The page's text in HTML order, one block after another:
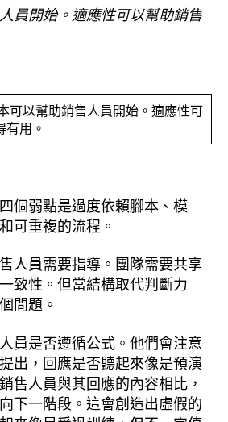
員開始。適應性可以幫助銷售
可以幫助銷售人員開始。適應性可
用。
個弱點是過度依賴腳本、模
可重複的流程。
人員需要指導。團隊需要共享
致性。但當結構取代判斷力
問題。
員是否遵循公式。他們會注意
出，回應是否聽起來像是預演
售人員與其回應的內容相比，
下一階段。這會創造出虛假的